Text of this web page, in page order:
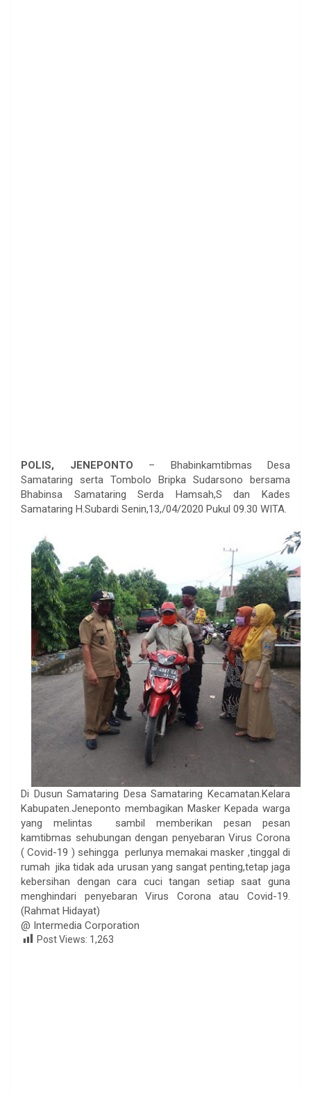
POLIS, JENEPONTO – Bhabinkamtibmas Desa
Samataring serta Tombolo Bripka Sudarsono bersama
Bhabinsa Samataring Serda Hamsah,S dan Kades
Samataring H.Subardi Senin,13,/04/2020 Pukul 09.30 WITA.
Di Dusun Samataring Desa Samataring Kecamatan.Kelara
Kabupaten.Jeneponto membagikan Masker Kepada warga
yang melintas sambil memberikan pesan pesan
kamtibmas sehubungan dengan penyebaran Virus Corona
( Covid-19 ) sehingga perlunya memakai masker ,tinggal di
rumah jika tidak ada urusan yang sangat penting,tetap jaga
kebersihan dengan cara cuci tangan setiap saat guna
menghindari penyebaran Virus Corona atau Covid-19.
(Rahmat Hidayat)
@ Intermedia Corporation
Post Views: 1,263